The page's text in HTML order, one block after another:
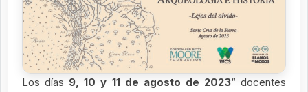
Los días 9, 10 y 11 de agosto de 2023“ docentes